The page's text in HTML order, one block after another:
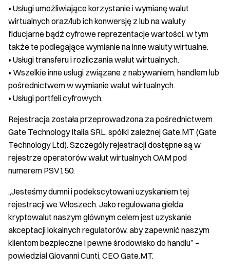
• Usługi umożliwiające korzystanie i wymianę walut
wirtualnych oraz/lub ich konwersję z lub na waluty
fiducjarne bądź cyfrowe reprezentacje wartości, w tym
także te podlegające wymianie na inne waluty wirtualne.
• Usługi transferu i rozliczania walut wirtualnych.
• Wszelkie inne usługi związane z nabywaniem, handlem lub
pośrednictwem w wymianie walut wirtualnych.
• Usługi portfeli cyfrowych.
Rejestracja została przeprowadzona za pośrednictwem
Gate Technology Italia SRL, spółki zależnej Gate.MT (Gate
Technology Ltd). Szczegóły rejestracji dostępne są w
rejestrze operatorów walut wirtualnych OAM pod
numerem PSV150.
„Jesteśmy dumni i podekscytowani uzyskaniem tej
rejestracji we Włoszech. Jako regulowana giełda
kryptowalut naszym głównym celem jest uzyskanie
akceptacji lokalnych regulatorów, aby zapewnić naszym
klientom bezpieczne i pewne środowisko do handlu” –
powiedział Giovanni Cunti, CEO Gate.MT.